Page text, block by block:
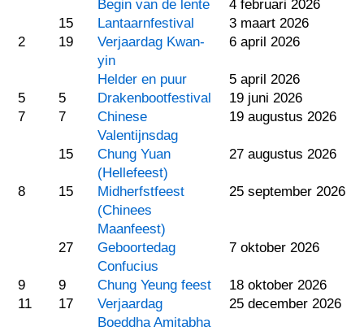
Begin van de lente
4 februari 2026
15
Lantaarnfestival
3 maart 2026
2
19
Verjaardag Kwan-
yin
6 april 2026
Helder en puur
5 april 2026
5
5 Drakenbootfestival
19 juni 2026
7
7
Chinese
Valentijnsdag
19 augustus 2026
15
Chung Yuan
(Hellefeest)
27 augustus 2026
8 15
Midherfstfeest
(Chinees
Maanfeest)
25 september 2026
27
Geboortedag
Confucius
7 oktober 2026
9 9 Chung Yeung feest
18 oktober 2026
11
17
Verjaardag
Boeddha Amitabha
25 december 2026